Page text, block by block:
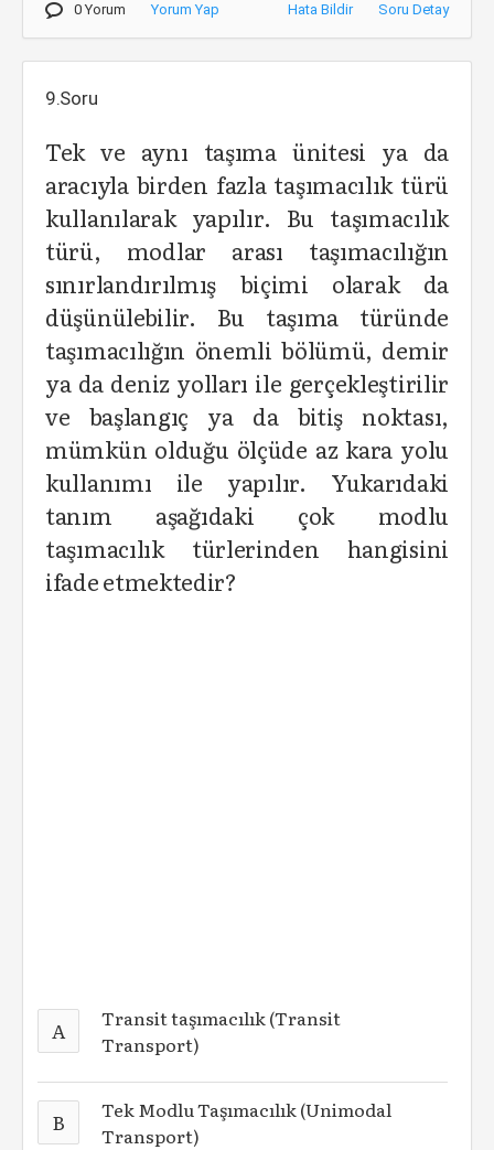
0 Yorum Yorum Yap Hata Bildir Soru Detay
9.Soru
Tek ve aynı taşıma ünitesi ya da
aracıyla birden fazla taşımacılık türü
kullanılarak yapılır. Bu taşımacılık
türü, modlar arası taşımacılığın
sınırlandırılmış biçimi olarak da
düşünülebilir. Bu taşıma türünde
taşımacılığın önemli bölümü, demir
ya da deniz yolları ile gerçekleştirilir
ve başlangıç ya da bitiş noktası,
mümkün olduğu ölçüde az kara yolu
kullanımı ile yapılır. Yukarıdaki
tanım aşağıdaki çok modlu
taşımacılık türlerinden hangisini
ifade etmektedir?
A
Transit taşımacılık (Transit
Transport)
B
Tek Modlu Taşımacılık (Unimodal
Transport)